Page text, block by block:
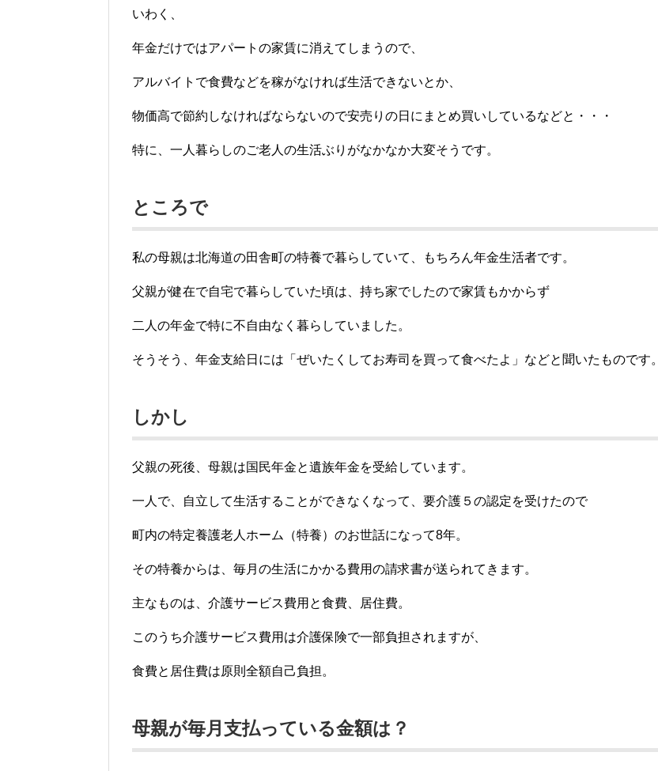
いわく、
年金だけではアパートの家賃に消えてしまうので、
アルバイトで食費などを稼がなければ生活できないとか、
物価高で節約しなければならないので安売りの日にまとめ買いしているなどと・・・
特に、一人暮らしのご老人の生活ぶりがなかなか大変そうです。
ところで
私の母親は北海道の田舎町の特養で暮らしていて、もちろん年金生活者です。
父親が健在で自宅で暮らしていた頃は、持ち家でしたので家賃もかからず
二人の年金で特に不自由なく暮らしていました。
そうそう、年金支給日には「ぜいたくしてお寿司を買って食べたよ」などと聞いたものです。
しかし
父親の死後、母親は国民年金と遺族年金を受給しています。
一人で、自立して生活することができなくなって、要介護５の認定を受けたので
町内の特定養護老人ホーム（特養）のお世話になって8年。
その特養からは、毎月の生活にかかる費用の請求書が送られてきます。
主なものは、介護サービス費用と食費、居住費。
このうち介護サービス費用は介護保険で一部負担されますが、
食費と居住費は原則全額自己負担。
母親が毎月支払っている金額は？